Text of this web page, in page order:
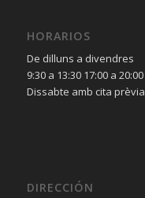
HORARIOS
De dilluns a divendres
9:30 a 13:30 17:00 a 20:00
Dissabte amb cita prèvia
DIRECCIÓN